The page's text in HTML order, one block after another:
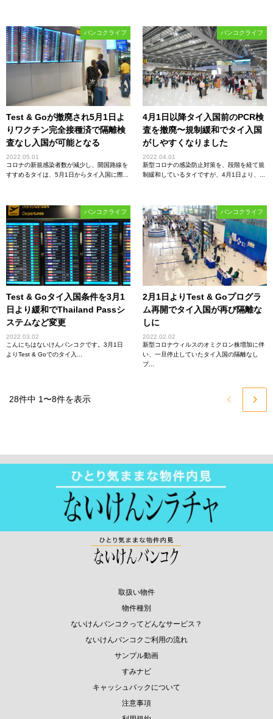
バンコクライフ
Test & Goが撤廃され5月1日よ
りワクチン完全接種済で隔離検
査なし入国が可能となる
2022.05.01
コロナの新規感染者数が減少し、開国路線を
すすめるタイは、5月1日からタイ入国に際...
バンコクライフ
4月1日以降タイ入国前のPCR検
査を撤廃〜規制緩和でタイ入国
がしやすくなりました
2022.04.01
新型コロナの感染防止対策を、段階を経て規
制緩和しているタイですが、4月1日より、...
バンコクライフ
Test & Goタイ入国条件を3月1
日より緩和でThailand Passシ
ステムなど変更
2022.03.02
こんにちはないけんバンコクです。3月1日
よりTest & Goでのタイ入...
バンコクライフ
2月1日よりTest & Goプログラ
ム再開でタイ入国が再び隔離な
しに
2022.02.02
新型コロナウィルスのオミクロン株増加に伴
い、一旦停止していたタイ入国の隔離なし
プ...
28件中 1〜8件を表示  
取扱い物件
物件種別
ないけんバンコクってどんなサービス？
ないけんバンコクご利用の流れ
サンプル動画
すみナビ
キャッシュバックについて
注意事項